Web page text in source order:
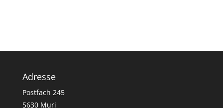
Adresse
Postfach 245
5630 Muri